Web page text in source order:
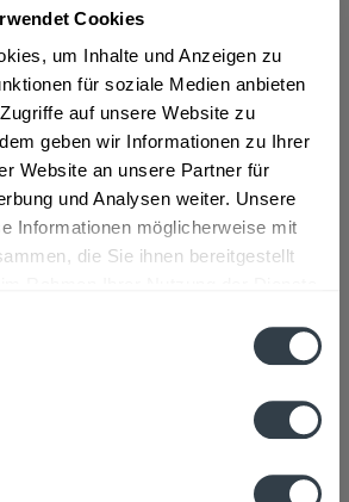
Cookies
um Inhalte und Anzeigen zu
für soziale Medien anbieten
auf unsere Website zu
geben wir Informationen zu Ihrer
Website an unsere Partner für
und Analysen weiter. Unsere
Informationen möglicherweise mit
die Sie ihnen bereitgestellt
Liter)